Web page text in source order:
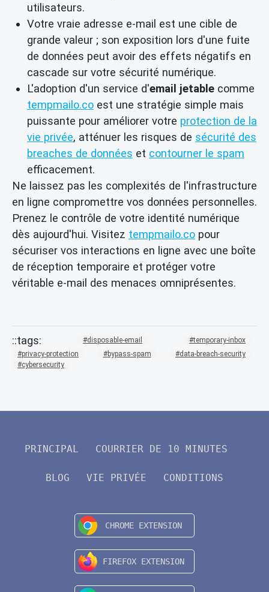
utilisateurs.
Votre vraie adresse e-mail est une cible de
grande valeur ; son exposition lors d'une fuite
de données peut avoir des effets négatifs en
cascade sur votre sécurité numérique.
L'adoption d'un service d'email jetable comme
tempmailo.co est une stratégie simple mais
puissante pour améliorer votre protection de la
vie privée, atténuer les risques de sécurité des
breaches de données et contourner le spam
efficacement.
Ne laissez pas les complexités de l'infrastructure
en ligne compromettre vos données personnelles.
Prenez le contrôle de votre identité numérique
dès aujourd'hui. Visitez tempmailo.co pour
sécuriser vos interactions en ligne avec une boîte
de réception temporaire et protéger votre
véritable e-mail des menaces omniprésentes.
disposable-email
temporary-inbox
privacy-protection
bypass-spam
data-breach-security
cybersecurity
PRINCIPAL COURRIER DE 10 MINUTES
BLOG VIE PRIVÉE CONDITIONS